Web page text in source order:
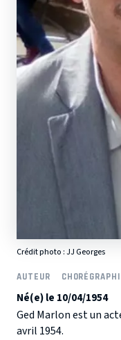
Crédit photo :JJ Georges
AUTEUR
Né(e) le 10/04/1954
Ged Marlon est un
avril 1954.